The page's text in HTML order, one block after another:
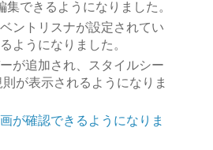
集できるようになりました。
ントリスナが設定されてい
ようになりました。
が追加され、スタイルシー
則が表示されるようになりま
が確認できるようになりま